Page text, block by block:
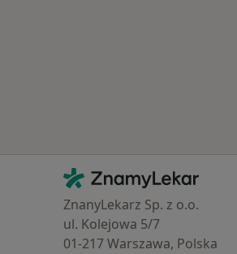
Kontakt
ZnamyLekar - Hlavní stránka
ZnanyLekarz Sp. z o.o.
ul. Kolejowa 5/7
01-217 Warszawa, Polska